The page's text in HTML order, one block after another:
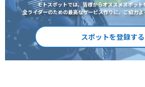
モトスポットでは、皆様からオススメスポッ
全ライダーのための最高なサービス作りに、ご協力よ
スポットを登録する